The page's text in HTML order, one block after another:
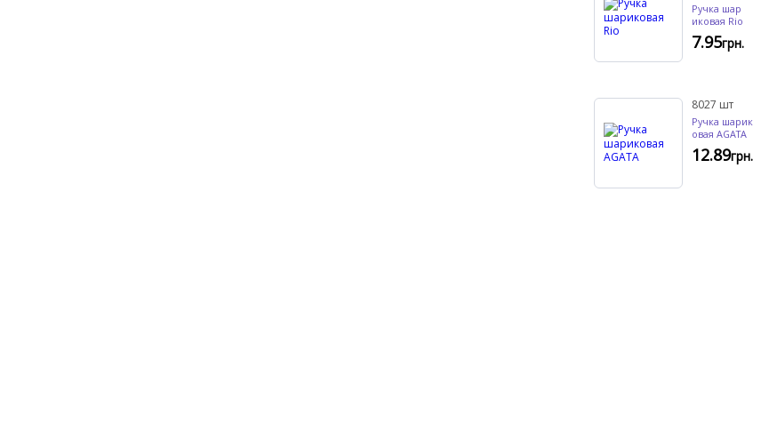
Ручка шар
иковая Rio
7.95грн.
8027 шт
Ручка шарик
овая AGATA
12.89грн.